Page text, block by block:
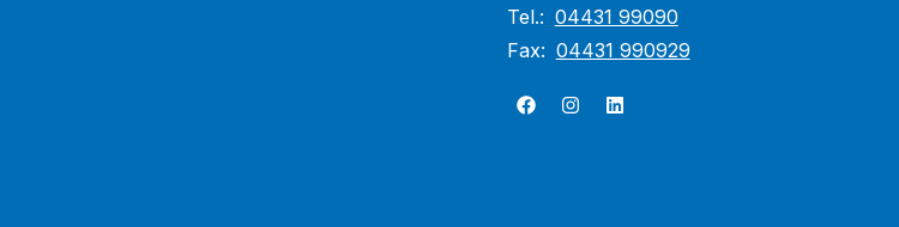
Tel.: 04431 99090
Fax: 04431 990929